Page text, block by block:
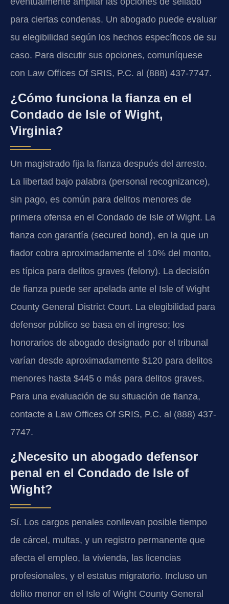
para ciertas condenas. Un abogado puede evaluar
su elegibilidad según los hechos específicos de su
caso. Para discutir sus opciones, comuníquese
con Law Offices Of SRIS, P.C. al (888) 437-7747.
¿Cómo funciona la fianza en el
Condado de Isle of Wight,
Virginia?
Un magistrado fija la fianza después del arresto.
La libertad bajo palabra (personal recognizance),
sin pago, es común para delitos menores de
primera ofensa en el Condado de Isle of Wight. La
fianza con garantía (secured bond), en la que un
fiador cobra aproximadamente el 10% del monto,
es típica para delitos graves (felony). La decisión
de fianza puede ser apelada ante el Isle of Wight
County General District Court. La elegibilidad para
defensor público se basa en el ingreso; los
honorarios de abogado designado por el tribunal
varían desde aproximadamente $120 para delitos
menores hasta $445 o más para delitos graves.
Para una evaluación de su situación de fianza,
contacte a Law Offices Of SRIS, P.C. al (888) 437-
7747.
¿Necesito un abogado defensor
penal en el Condado de Isle of
Wight?
Sí. Los cargos penales conllevan posible tiempo
de cárcel, multas, y un registro permanente que
afecta el empleo, la vivienda, las licencias
profesionales, y el estatus migratorio. Incluso un
delito menor en el Isle of Wight County General